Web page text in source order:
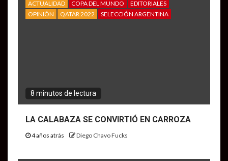
ACTUALIDAD COPA DEL MUNDO
EDITORIALES
OPINIÓN
QATAR 2022 SELECCIÓN ARGENTINA
8 minutos de lectura
LA CALABAZA SE CONVIRTIÓ EN CARROZA
4 años atrás Diego Chavo Fucks